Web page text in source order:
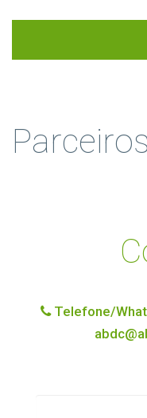
Parceiros
Telefone/